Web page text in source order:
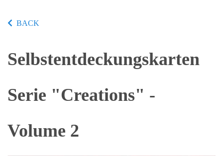
BACK
Selbstentdeckungskarten
Serie "Creations" -
Volume 2